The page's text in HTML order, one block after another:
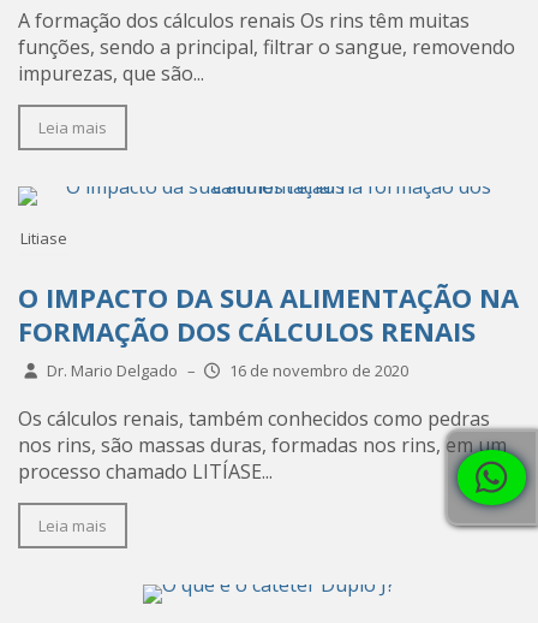
A formação dos cálculos renais Os rins têm muitas
funções, sendo a principal, filtrar o sangue, removendo
impurezas, que são...
Leia mais
Litiase
O IMPACTO DA SUA ALIMENTAÇÃO NA
FORMAÇÃO DOS CÁLCULOS RENAIS
Dr. Mario Delgado – 16 de novembro de 2020
Os cálculos renais, também conhecidos como pedras
nos rins, são massas duras, formadas nos rins, em um
processo chamado LITÍASE...
Leia mais